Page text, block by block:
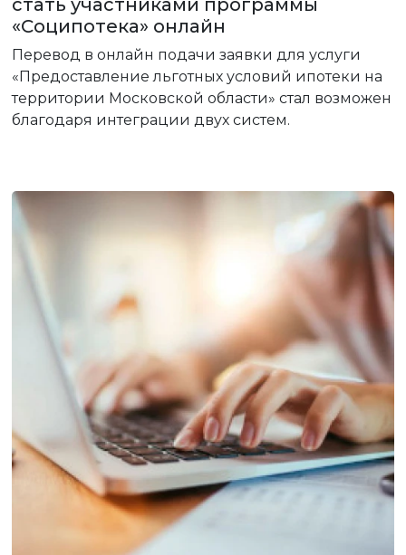
стать участниками программы
«Соципотека» онлайн
Перевод в онлайн подачи заявки для услуги
«Предоставление льготных условий ипотеки на
территории Московской области» стал возможен
благодаря интеграции двух систем.